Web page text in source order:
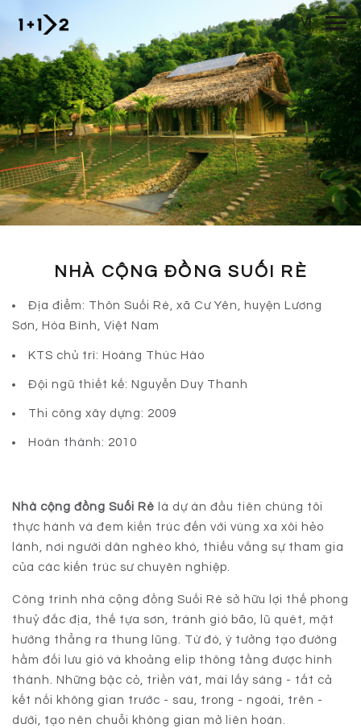
EN / VI
NHÀ CỘNG ĐỒNG SUỐI RÈ
Địa điểm: Thôn Suối Rè, xã Cư Yên, huyện Lương
Sơn, Hòa Bình, Việt Nam
KTS chủ trì: Hoàng Thúc Hào
Đội ngũ thiết kế: Nguyễn Duy Thanh
Thi công xây dựng: 2009
Hoàn thành: 2010
Nhà cộng đồng Suối Rè là dự án đầu tiên chúng tôi
thực hành và đem kiến trúc đến với vùng xa xôi hẻo
lánh, nơi người dân nghèo khó, thiếu vắng sự tham gia
của các kiến trúc sư chuyên nghiệp.
Công trình nhà cộng đồng Suối Rè sở hữu lợi thế phong
thuỷ đắc địa, thế tựa sơn, tránh gió bão, lũ quét, mặt
hướng thẳng ra thung lũng. Từ đó, ý tưởng tạo đường
hầm đối lưu gió và khoảng elip thông tầng được hình
thành. Những bậc cỏ, triền vát, mái lấy sáng - tất cả
kết nối không gian trước - sau, trong - ngoài, trên -
dưới, tạo nên chuỗi không gian mở liên hoàn.